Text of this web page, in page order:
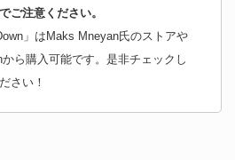
ご注意ください。
」はMaks Mneyan氏のストアや
ら購入可能です。是非チェックし
さい！